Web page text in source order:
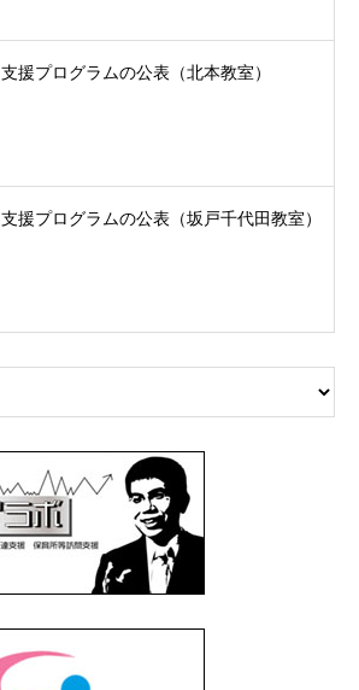
支援プログラムの公表（北本教室）
支援プログラムの公表（坂戸千代田教室）